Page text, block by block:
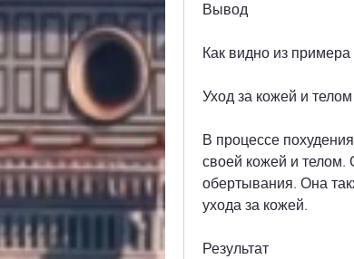
Вывод
Как видно из
Уход за кожей и телом
В процессе
своей кожей и телом.
обертывания. Она
ухода за кожей.
Результат